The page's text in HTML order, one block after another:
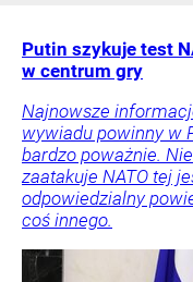
Putin szykuje test
w centrum gry
Najnowsze
wywiadu powinny w
bardzo poważnie.
zaatakuje NATO tej
odpowiedzialny
coś innego.